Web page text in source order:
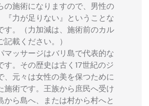
の施術になりますので、男性の
『力が足りない』ということな
す。（力加減は、施術前のカル
載ください。）
マッサージはバリ島で代表的な
す。その歴史は古く17世紀のジ
、元々は女性の美を保つために
施術です。王族から庶民へ受け
から島へ、または村から村へと